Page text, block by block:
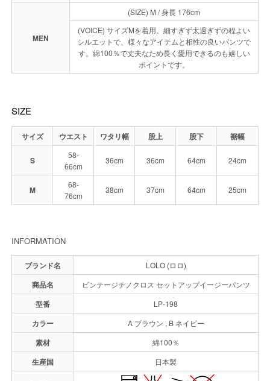
MEN
(SIZE) M / 身長 176cm
(VOICE) サイズMを着用。細すぎず太過ぎずの程よい
シルエットで、様々なアイテムと相性の良いパンツで
す。綿100％で丈夫なため長く愛用できるのも嬉しい
ポイントです。
SIZE
サイズ ウエスト ワタリ幅 股上 股下 裾幅
S
58-
66cm
36cm 36cm 64cm 24cm
M
68-
76cm
38cm 37cm 64cm 25cm
INFORMATION
ブランド名 LOLO (ロロ)
商品名 ビンテージチノクロス セットアップイージーパンツ
型番 LP-198
カラー A ブラウン , B ネイビー
素材 綿100％
生産国 日本製